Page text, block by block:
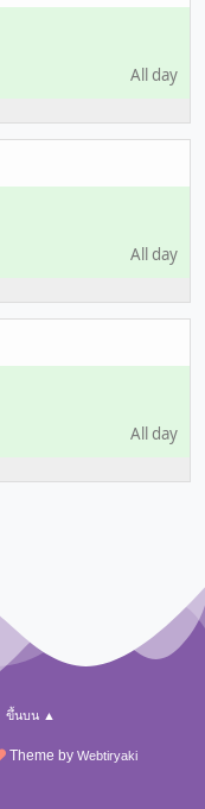
All day
All day
All day
ขึ้นบน ▲
Theme by Webtiryaki